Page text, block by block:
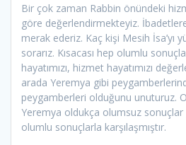
Bir çok zaman Rabbin önündeki
göre değerlendirmekteyiz.
merak ederiz. Kaç kişi Mesih İsa’yı
sorarız. Kısacası hep olumlu
hayatımızı, hizmet hayatımızı
arada Yeremya gibi
peygamberleri olduğunu unuturuz.
Yeremya oldukça olumsuz
olumlu sonuçlarla karşılaşmıştır.